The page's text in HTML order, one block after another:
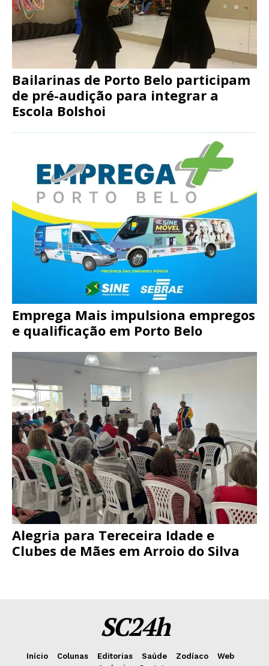
Bailarinas de Porto Belo participam
de pré-audição para integrar a
Escola Bolshoi
Emprega Mais impulsiona empregos
e qualificação em Porto Belo
Alegria para Tereceira Idade e
Clubes de Mães em Arroio do Silva
SC24h
Início Colunas Editorias Saúde Zodíaco
Web